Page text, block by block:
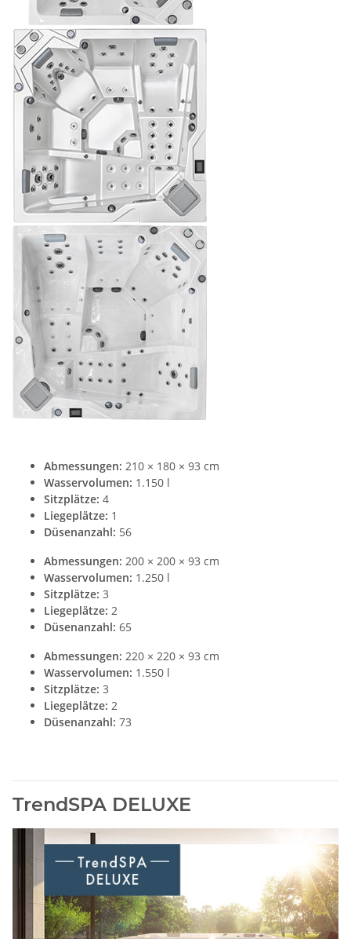
Abmessungen: 210 × 180 × 93 cm
Wasservolumen: 1.150 l
Sitzplätze: 4
Liegeplätze: 1
Düsenanzahl: 56
Abmessungen: 200 × 200 × 93 cm
Wasservolumen: 1.250 l
Sitzplätze: 3
Liegeplätze: 2
Düsenanzahl: 65
Abmessungen: 220 × 220 × 93 cm
Wasservolumen: 1.550 l
Sitzplätze: 3
Liegeplätze: 2
Düsenanzahl: 73
TrendSPA DELUXE